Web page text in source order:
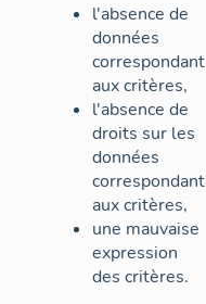
l'absence de
données
correspondant
aux critères,
l'absence de
droits sur les
données
correspondant
aux critères,
une mauvaise
expression
des critères.